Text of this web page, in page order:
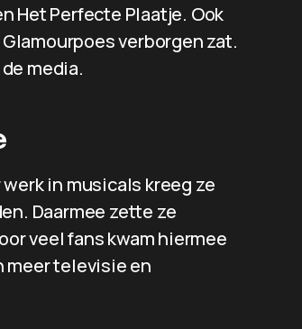
Het Perfecte Plaatje. Ook
verborgen zat.
media.
in musicals kreeg ze
Daarmee zette ze
veel fans kwam hiermee
meer televisie en